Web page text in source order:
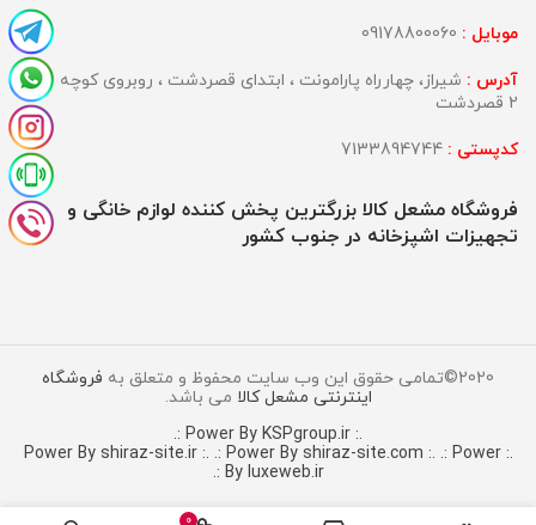
موبایل :
آدرس : شیراز، چهارراه پارامونت ، ابتدای قصردشت ، روبروی کوچه
2 قصردشت
کدپستی :
فروشگاه مشعل کالا بزرگترین پخش کننده لوازم خانگی و
تجهیزات اشپزخانه در جنوب کشور
2020©تمامی حقوق این وب سایت محفوظ و متعلق به
فروشگاه
اینترنتی مشعل کالا می باشد.
.: Power By KSPgroup.ir :.
.: Power By shiraz-site.ir :.
.: Power By shiraz-site.com :. .: Power
By luxeweb.ir :.
0